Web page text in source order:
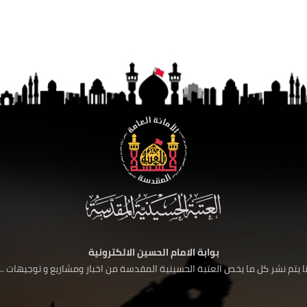
بوابة الامام الحسين الالكترونية
يتم نشر كل ما يخص العتبة الحسينية المقدسة من اخبار ومشاريع و توجيهات